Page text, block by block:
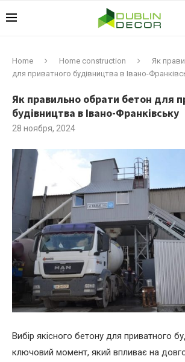
Home Home construction
Як
для приватного будівництва в Івано-
Як правильно обрати бетон для
будівництва в Івано-Франківську
28 ноября, 2024
Вибір якісного бетону для приватного
ключовий момент, який впливає на